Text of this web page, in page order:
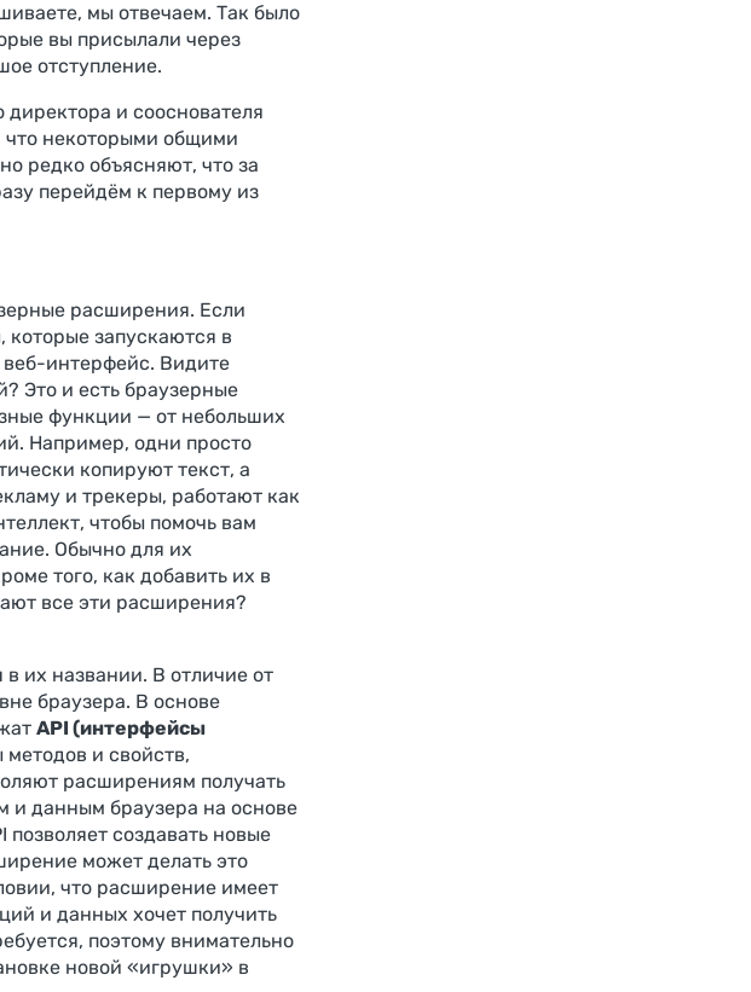
мы отвечаем. Так было
вы присылали через
отступление.
и сооснователя
некоторыми общими
редко объясняют, что за
перейдём к первому из
расширения. Если
которые запускаются в
интерфейс. Видите
Это и есть браузерные
функции — от небольших
Например, одни просто
копируют текст, а
и трекеры, работают как
чтобы помочь вам
Обычно для их
того, как добавить их в
все эти расширения?
их названии. В отличие от
браузера. В основе
API (интерфейсы
и свойств,
расширениям получать
и данным браузера на основе
создавать новые
может делать это
что расширение имеет
и данных хочет получить
поэтому внимательно
новой «игрушки» в